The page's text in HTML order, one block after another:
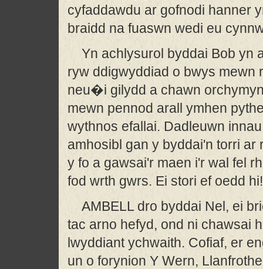
cyfaddawdu ar gofnodi hanner
braidd na fuaswn wedi eu
Yn achlysurol byddai Bob yn
ryw ddigwyddiad o bwys mewn
neu�i gilydd a chawn
mewn pennod arall ymhen
wythnos efallai. Dadleuwn
amhosibl gan y byddai'n torri ar
y fo a gawsai'r maen i'r wal fel
fod wrth gwrs. Ei stori ef oedd hi!
AMBELL dro byddai Nel, ei
tac arno hefyd, ond ni chawsai
lwyddiant ychwaith. Cofiaf, er
un o forynion Y Wern,